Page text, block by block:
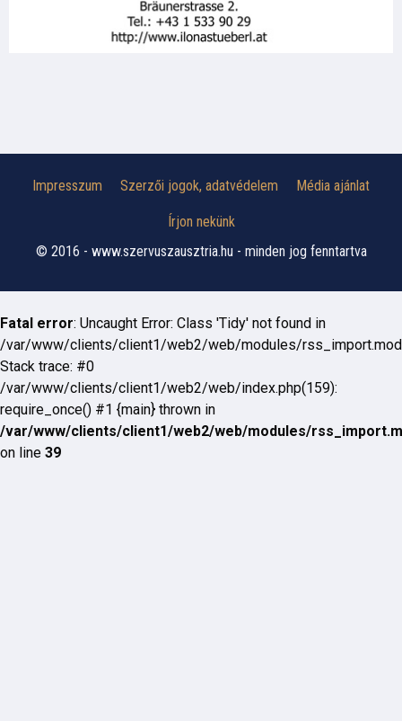
Impresszum Szerzői jogok, adatvédelem Média ajánlat
Írjon nekünk
© 2016 - www.szervuszausztria.hu - minden jog fenntartva
Fatal error: Uncaught Error: Class 'Tidy' not found in
/var/www/clients/client1/web2/web/modules/
Stack trace: #0
/var/www/clients/client1/web2/web/index.php(159):
require_once() #1 {main} thrown in
/var/www/clients/client1/web2/web/modules/
on line 39